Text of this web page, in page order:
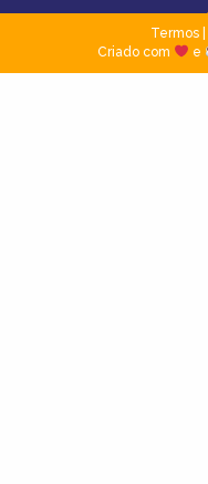
Termos|
Criado com
e